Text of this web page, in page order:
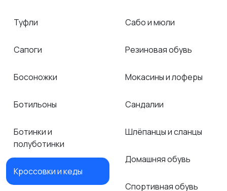
Туфли
Сапоги
Босоножки
Ботильоны
Ботинки и
полуботинки
Кроссовки и кеды
Сабо и мюли
Резиновая обувь
Мокасины и лоферы
Сандалии
Шлёпанцы и сланцы
Домашняя обувь
Спортивная обувь